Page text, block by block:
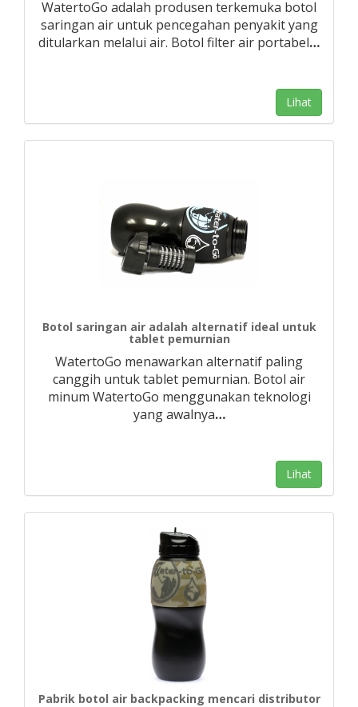
WatertoGo adalah produsen terkemuka botol
saringan air untuk pencegahan penyakit yang
ditularkan melalui air. Botol filter air portabel…
Lihat
Botol saringan air adalah alternatif ideal untuk
tablet pemurnian
WatertoGo menawarkan alternatif paling
canggih untuk tablet pemurnian. Botol air
minum WatertoGo menggunakan teknologi
yang awalnya…
Lihat
Pabrik botol air backpacking mencari distributor